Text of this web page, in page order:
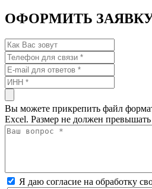
ОФОРМИТЬ
Вы можете прикрепить файл
Excel. Размер не должен
Я даю согласие на обработку